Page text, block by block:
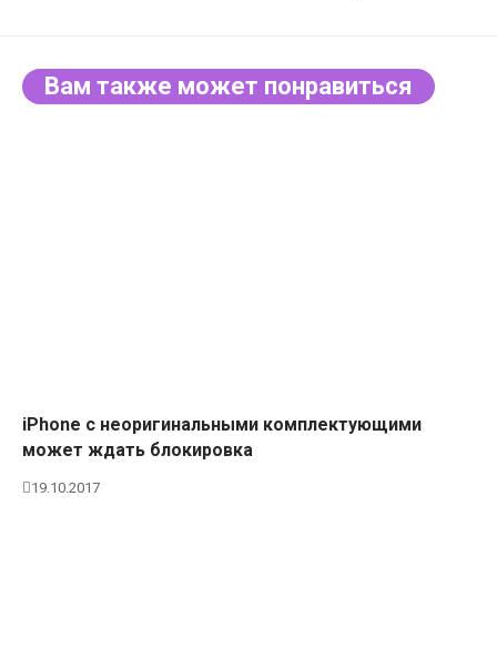
Вам также может понравиться
iPhone с неоригинальными комплектующими
может ждать блокировка
19.10.2017